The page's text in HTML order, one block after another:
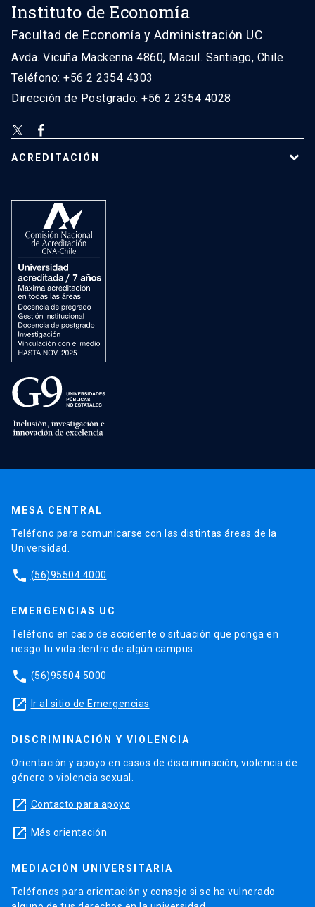
Instituto de Economía
Facultad de Economía y Administración UC
Avda. Vicuña Mackenna 4860, Macul. Santiago, Chile
Teléfono: +56 2 2354 4303
Dirección de Postgrado: +56 2 2354 4028
ACREDITACIÓN
MESA CENTRAL
Teléfono para comunicarse con las distintas áreas de la
Universidad.
phone (56)95504 4000
EMERGENCIAS UC
Teléfono en caso de accidente o situación que ponga en
riesgo tu vida dentro de algún campus.
phone (56)95504 5000
launch Ir al sitio de Emergencias
DISCRIMINACIÓN Y VIOLENCIA
Orientación y apoyo en casos de discriminación, violencia de
género o violencia sexual.
launch Contacto para apoyo
launch Más orientación
MEDIACIÓN UNIVERSITARIA
Teléfonos para orientación y consejo si se ha vulnerado